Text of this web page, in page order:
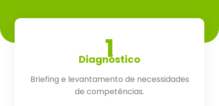
1
Diagnóstico
Briefing e levantamento de necessidades
de competências.